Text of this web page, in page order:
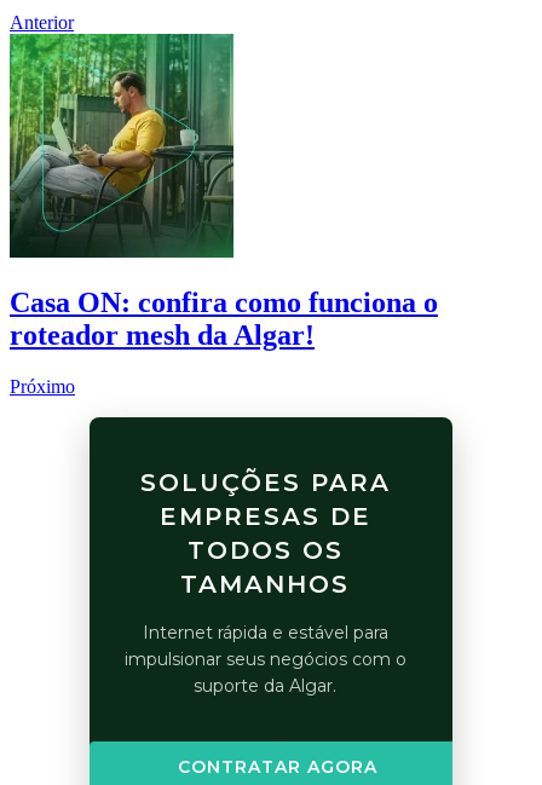
Anterior
Casa ON: confira como funciona o
roteador mesh da Algar!
Próximo
SOLUÇÕES PARA
EMPRESAS DE
TODOS OS
TAMANHOS
Internet rápida e estável para
impulsionar seus negócios com o
suporte da Algar.
CONTRATAR AGORA